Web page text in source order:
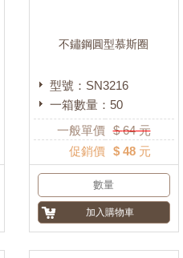
不鏽鋼圓型慕斯圈
型號：SN3216
一箱數量：50
一般單價 $64元
促銷價
$ 48 元